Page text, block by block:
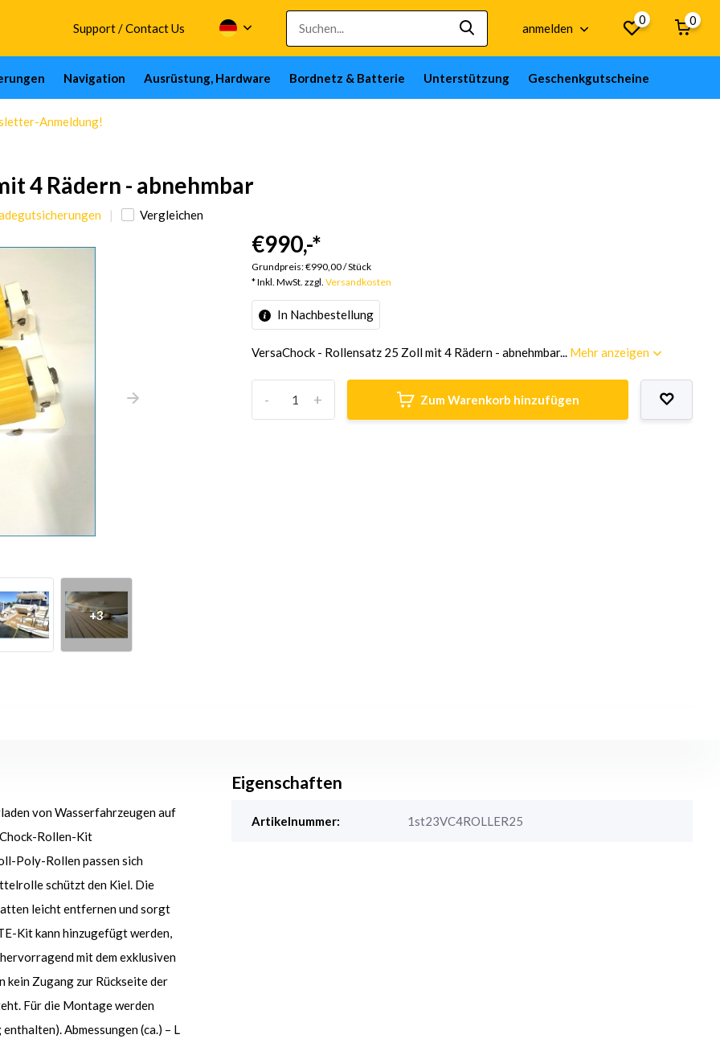
Support / Contact Us anmelden
0 0
Navigation Ausrüstung, Hardware Bordnetz & Batterie Unterstützung Geschenkgutscheine
Anmeldung!
4 Rädern - abnehmbar
Vergleichen
+3
€990,-*
Grundpreis:€990,00/Stück
* Inkl. MwSt. zzgl.Versandkosten
In Nachbestellung
VersaChock - Rollensatz 25 Zoll mit 4 Rädern - abnehmbar... Mehr anzeigen
+
- Zum Warenkorb hinzufügen
von Wasserfahrzeugen auf
Rollen-Kit
Poly-Rollen passen sich
schützt den Kiel. Die
leicht entfernen und sorgt
Kit kann hinzugefügt werden,
mit dem exklusiven
kein Zugang zur Rückseite der
Für die Montage werden
Abmessungen (ca.) – L
Eigenschaften
Artikelnummer: 1st23VC4ROLLER25